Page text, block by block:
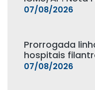
07/08/2026
Prorrogada
hospitais
07/08/2026